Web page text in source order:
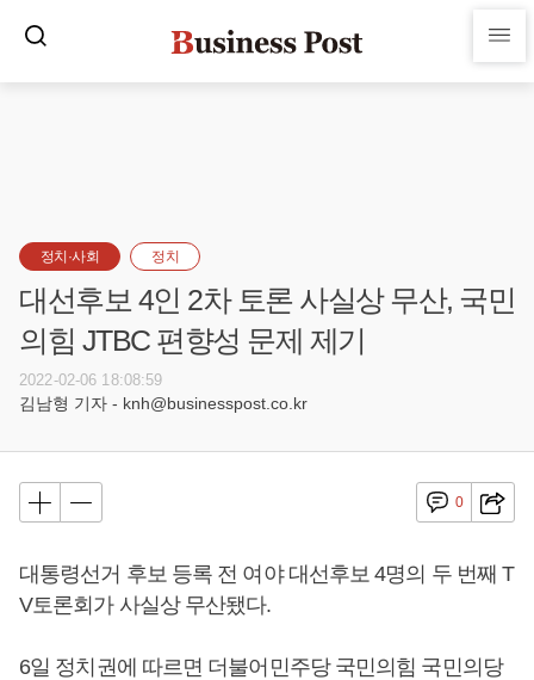
정치·사회 정치
대선후보 4인 2차 토론 사실상 무산, 국민
의힘 JTBC 편향성 문제 제기
2022-02-06 18:08:59
김남형 기자 - knh@businesspost.co.kr
0
대통령선거 후보 등록 전 여야 대선후보 4명의 두 번째 T
V토론회가 사실상 무산됐다.
6일 정치권에 따르면 더불어민주당 국민의힘 국민의당